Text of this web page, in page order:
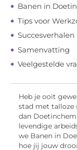
Banen in
Tips voor
Succesverhalen
Samenvatting
Veelgestelde
Heb je ooit
stad met talloze
dan
levendige
we Banen in
hoe jij jouw